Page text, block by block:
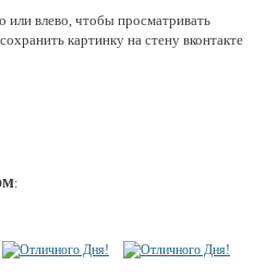
или влево, чтобы просматривать
картинку на стену вконтакте
: